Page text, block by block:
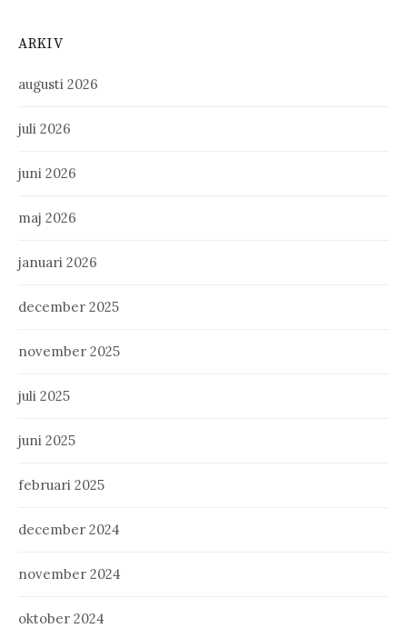
ARKIV
augusti 2026
juli 2026
juni 2026
maj 2026
januari 2026
december 2025
november 2025
juli 2025
juni 2025
februari 2025
december 2024
november 2024
oktober 2024